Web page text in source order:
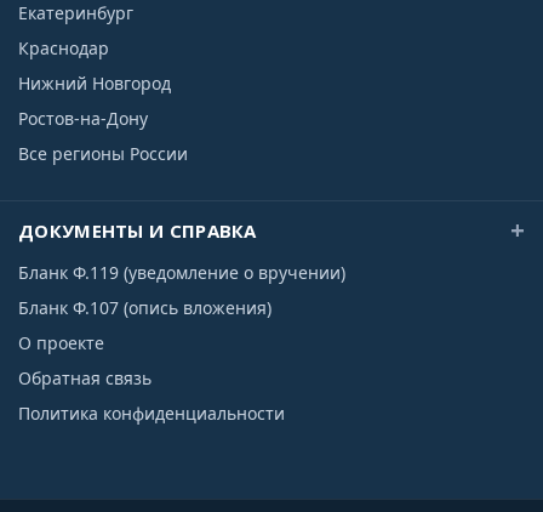
Екатеринбург
Краснодар
Нижний Новгород
Ростов-на-Дону
Все регионы России
ДОКУМЕНТЫ И СПРАВКА
Бланк Ф.119 (уведомление о вручении)
Бланк Ф.107 (опись вложения)
О проекте
Обратная связь
Политика конфиденциальности